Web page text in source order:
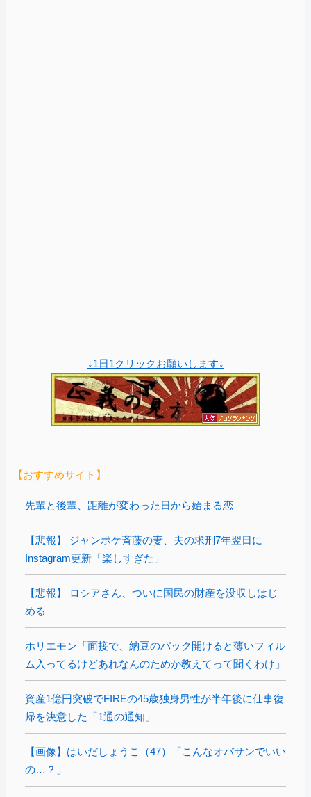
↓1日1クリックお願いします↓
【おすすめサイト】
先輩と後輩、距離が変わった日から始まる恋
【悲報】 ジャンポケ斉藤の妻、夫の求刑7年翌日に
Instagram更新「楽しすぎた」
【悲報】 ロシアさん、ついに国民の財産を没収しはじ
める
ホリエモン「面接で、納豆のパック開けると薄いフィル
ム入ってるけどあれなんのためか教えてって聞くわけ」
資産1億円突破でFIREの45歳独身男性が半年後に仕事復
帰を決意した「1通の通知」
【画像】はいだしょうこ（47）「こんなオバサンでいい
の…？」